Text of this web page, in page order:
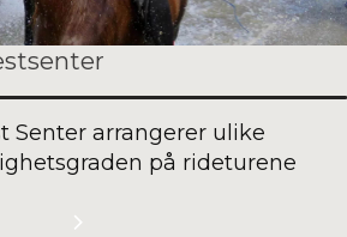
Senter arrangerer ulike
på rideturene